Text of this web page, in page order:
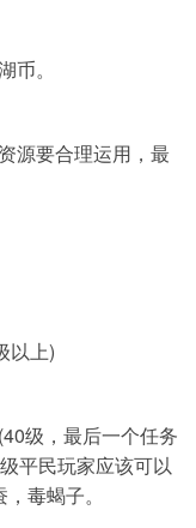
。
源要合理运用，最
以上)
级，最后一个任务
平民玩家应该可以
毒蝎子。